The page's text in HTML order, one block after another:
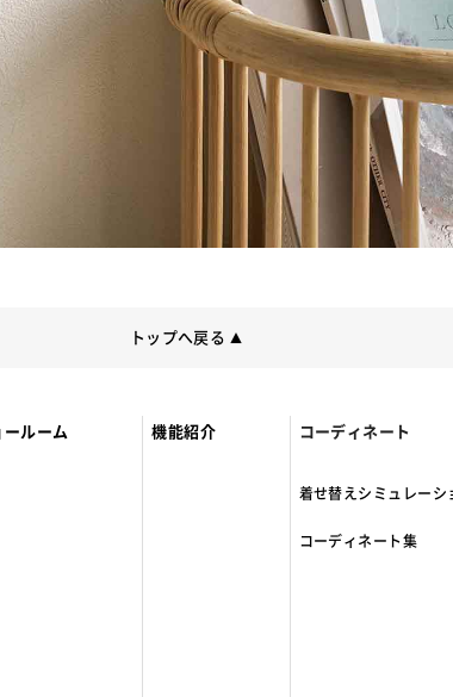
トップへ戻る ▲
ールーム 機能紹介 コーディネート
着せ替えシミュレーシ
コーディネート集